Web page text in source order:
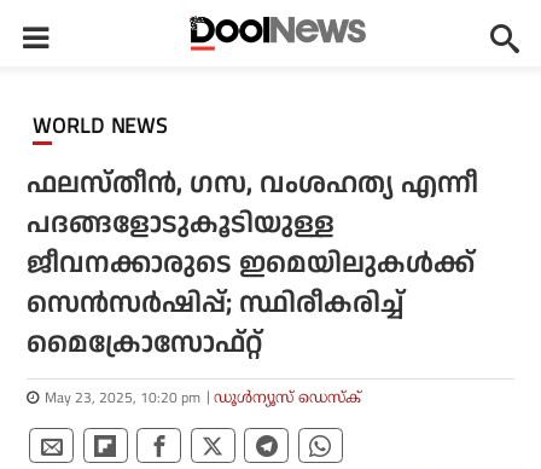
WORLD NEWS
ഫലസ്തീന്‍, ഗസ, വംശഹത്യ എന്നീ
പദങ്ങളോടുകൂടിയുള്ള
ജീവനക്കാരുടെ ഇമെയിലുകള്‍ക്ക്
സെന്‍സര്‍ഷിപ്പ്; സ്ഥിരീകരിച്ച്
മൈക്രോസോഫ്റ്റ്
May 23, 2025, 10:20 pm ഡൂള്‍ന്യൂസ് ഡെസ്‌ക്